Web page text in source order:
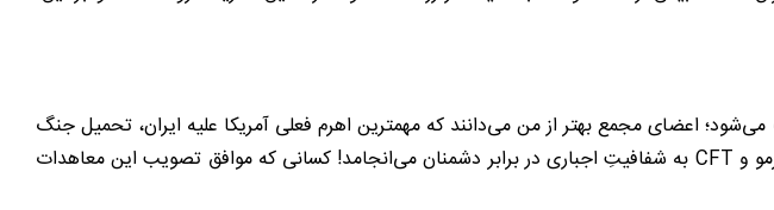
اعضای مجمع بهتر از من می‌دانند که مهمترین اهرم فعلی آمریکا علیه ایران، تحمیل جنگ
اقتصادی است. در حالی که ‎استتار اقتصادی، ابزار عقلانی مقابله در این جنگ است. پذیرش معاهدات پالرمو و CFT به شفافیتِ اجباری در برابر دشمنان می‌انجامد! کسانی که موافق تصویب این معاهدات